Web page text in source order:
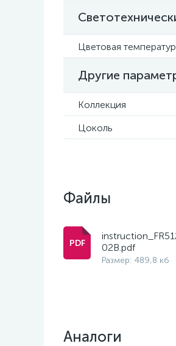
Цветовая
Другие
Коллекция
Цоколь
Файлы
02B.pdf
Размер: 489,8 кб
Аналоги